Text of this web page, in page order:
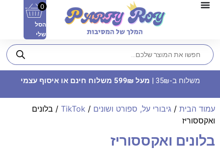
0
הסל
שלי
משלוח ב-35₪ | מעל 599₪ משלוח חינם או איסוף עצמי
עמוד הבית / גיבורי על, ספורט ושונים /
TikTok / בלונים
ואקססוריז
בלונים ואקססוריז